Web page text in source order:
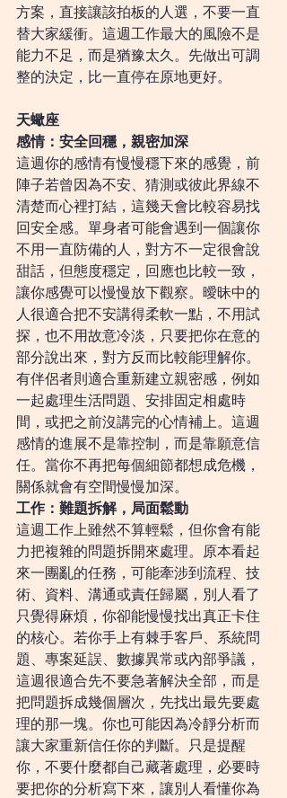
方案，直接讓該拍板的人選，不要一直
替大家緩衝。這週工作最大的風險不是
能力不足，而是猶豫太久。先做出可調
整的決定，比一直停在原地更好。
天蠍座
感情：安全回穩，親密加深
這週你的感情有慢慢穩下來的感覺，前
陣子若曾因為不安、猜測或彼此界線不
清楚而心裡打結，這幾天會比較容易找
回安全感。單身者可能會遇到一個讓你
不用一直防備的人，對方不一定很會說
甜話，但態度穩定，回應也比較一致，
讓你感覺可以慢慢放下觀察。曖昧中的
人很適合把不安講得柔軟一點，不用試
探，也不用故意冷淡，只要把你在意的
部分說出來，對方反而比較能理解你。
有伴侶者則適合重新建立親密感，例如
一起處理生活問題、安排固定相處時
間，或把之前沒講完的心情補上。這週
感情的進展不是靠控制，而是靠願意信
任。當你不再把每個細節都想成危機，
關係就會有空間慢慢加深。
工作：難題拆解，局面鬆動
這週工作上雖然不算輕鬆，但你會有能
力把複雜的問題拆開來處理。原本看起
來一團亂的任務，可能牽涉到流程、技
術、資料、溝通或責任歸屬，別人看了
只覺得麻煩，你卻能慢慢找出真正卡住
的核心。若你手上有棘手客戶、系統問
題、專案延誤、數據異常或內部爭議，
這週很適合先不要急著解決全部，而是
把問題拆成幾個層次，先找出最先要處
理的那一塊。你也可能因為冷靜分析而
讓大家重新信任你的判斷。只是提醒
你，不要什麼都自己藏著處理，必要時
要把你的分析寫下來，讓別人看懂你為